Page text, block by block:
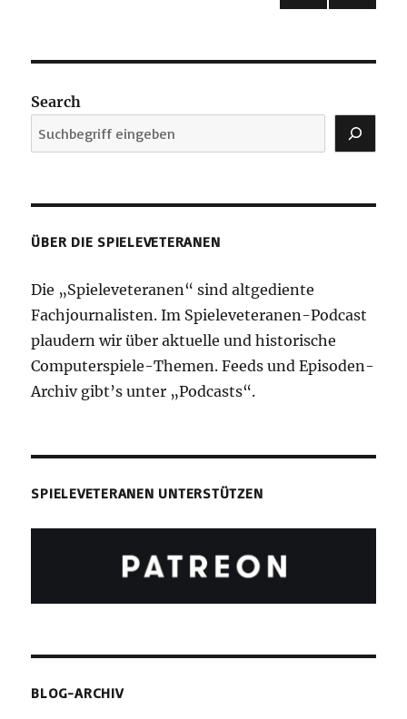
17
Search
ÜBER DIE SPIELEVETERANEN
Die „Spieleveteranen“ sind altgediente
Fachjournalisten. Im Spieleveteranen-Podcast
plaudern wir über aktuelle und historische
Computerspiele-Themen. Feeds und Episoden-
Archiv gibt’s unter „Podcasts“.
SPIELEVETERANEN UNTERSTÜTZEN
BLOG-ARCHIV